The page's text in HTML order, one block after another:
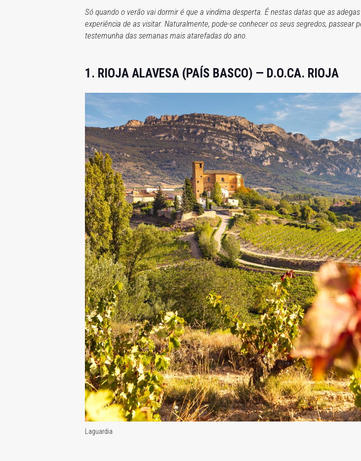
Só quando o verão vai dormir é que a vindima desperta. É nestas datas que as
experiência de as visitar. Naturalmente, pode-se conhecer os seus segredos,
testemunha das semanas mais atarefadas do ano.
1. RIOJA ALAVESA (PAÍS BASCO) — D.O.CA. RIOJA
Laguardia